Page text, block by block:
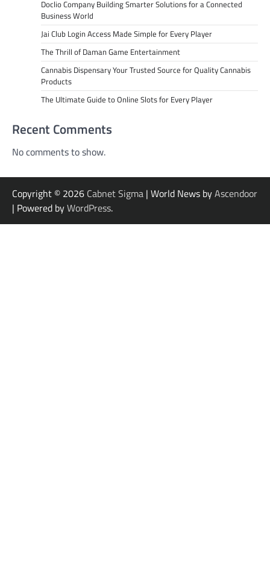
Doclio Company Building Smarter Solutions for a Connected
Business World
Jai Club Login Access Made Simple for Every Player
The Thrill of Daman Game Entertainment
Cannabis Dispensary Your Trusted Source for Quality Cannabis
Products
The Ultimate Guide to Online Slots for Every Player
Recent Comments
No comments to show.
Copyright © 2026 Cabnet Sigma | World News byAscendoor
| Powered byWordPress.